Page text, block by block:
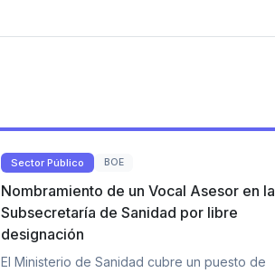
Sector Público BOE
Nombramiento de un Vocal Asesor en la
Subsecretaría de Sanidad por libre
designación
El Ministerio de Sanidad cubre un puesto de